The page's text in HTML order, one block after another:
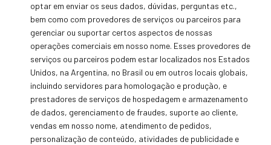
optar em enviar os seus dados, dúvidas, perguntas etc.,
bem como com provedores de serviços ou parceiros para
gerenciar ou suportar certos aspectos de nossas
operações comerciais em nosso nome. Esses provedores de
serviços ou parceiros podem estar localizados nos Estados
Unidos, na Argentina, no Brasil ou em outros locais globais,
incluindo servidores para homologação e produção, e
prestadores de serviços de hospedagem e armazenamento
de dados, gerenciamento de fraudes, suporte ao cliente,
vendas em nosso nome, atendimento de pedidos,
personalização de conteúdo, atividades de publicidade e